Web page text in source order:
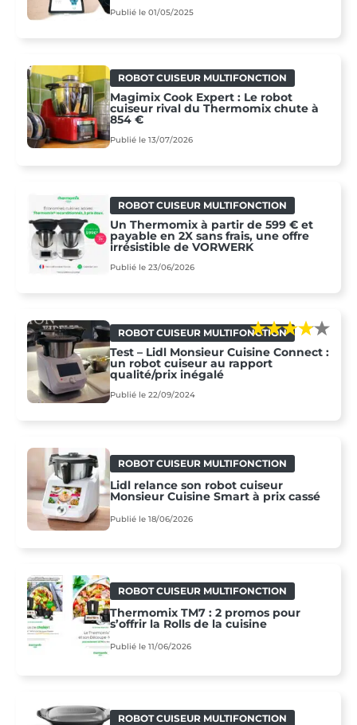
Publié le 01/05/2025
ROBOT CUISEUR MULTIFONCTION
Magimix Cook Expert : Le robot
cuiseur rival du Thermomix chute à
854 €
Publié le 13/07/2026
ROBOT CUISEUR MULTIFONCTION
Un Thermomix à partir de 599 € et
payable en 2X sans frais, une offre
irrésistible de VORWERK
Publié le 23/06/2026
ROBOT CUISEUR MULTIFONCTION
Test – Lidl Monsieur Cuisine Connect :
un robot cuiseur au rapport
qualité/prix inégalé
Publié le 22/09/2024
ROBOT CUISEUR MULTIFONCTION
Lidl relance son robot cuiseur
Monsieur Cuisine Smart à prix cassé
Publié le 18/06/2026
ROBOT CUISEUR MULTIFONCTION
Thermomix TM7 : 2 promos pour
s’offrir la Rolls de la cuisine
Publié le 11/06/2026
ROBOT CUISEUR MULTIFONCTION